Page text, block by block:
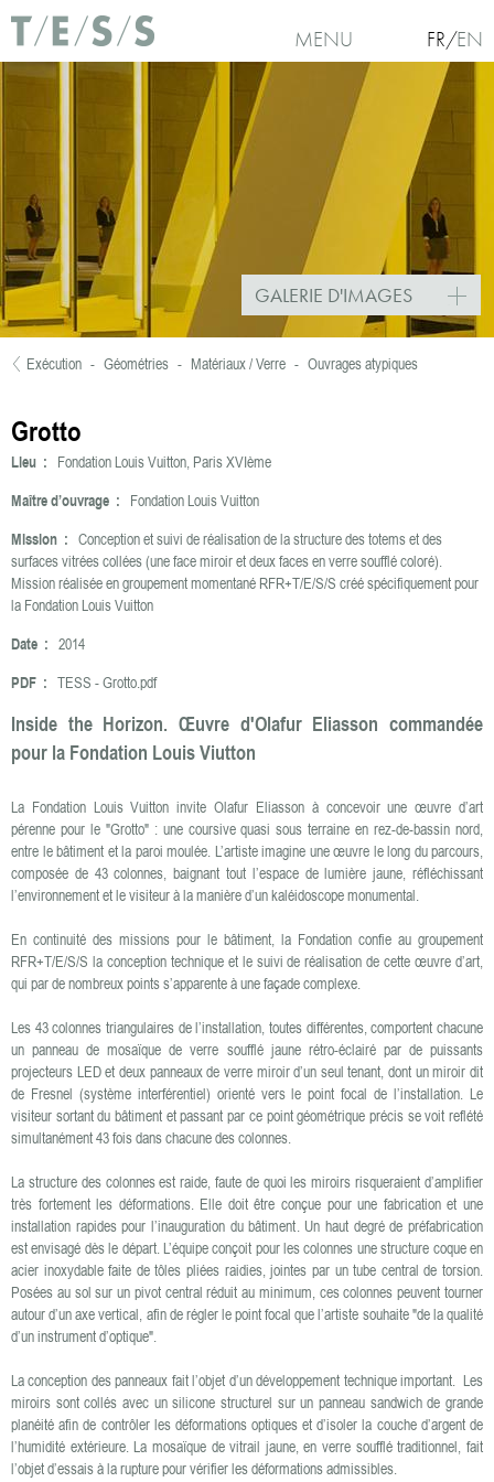
Aller au contenu principal
MENU FR EN
GALERIE D'IMAGES
Exécution - Géométries - Matériaux / Verre - Ouvrages atypiques
Grotto
Lieu : Fondation Louis Vuitton, Paris XVIème
Maître d’ouvrage : Fondation Louis Vuitton
Mission : Conception et suivi de réalisation de la structure des totems et des
surfaces vitrées collées (une face miroir et deux faces en verre soufflé coloré).
Mission réalisée en groupement momentané RFR+T/E/S/S créé spécifiquement pour
la Fondation Louis Vuitton
Date : 2014
PDF : TESS - Grotto.pdf
Inside the Horizon. Œuvre d'Olafur Eliasson commandée
pour la Fondation Louis Viutton
La Fondation Louis Vuitton invite Olafur Eliasson à concevoir une œuvre d’art
pérenne pour le "Grotto" : une coursive quasi sous terraine en rez-de-bassin nord,
entre le bâtiment et la paroi moulée. L’artiste imagine une œuvre le long du parcours,
composée de 43 colonnes, baignant tout l’espace de lumière jaune, réfléchissant
l’environnement et le visiteur à la manière d’un kaléidoscope monumental.
En continuité des missions pour le bâtiment, la Fondation confie au groupement
RFR+T/E/S/S la conception technique et le suivi de réalisation de cette œuvre d’art,
qui par de nombreux points s’apparente à une façade complexe.
Les 43 colonnes triangulaires de l’installation, toutes différentes, comportent chacune
un panneau de mosaïque de verre soufflé jaune rétro-éclairé par de puissants
projecteurs LED et deux panneaux de verre miroir d’un seul tenant, dont un miroir dit
de Fresnel (système interférentiel) orienté vers le point focal de l’installation. Le
visiteur sortant du bâtiment et passant par ce point géométrique précis se voit reflété
simultanément 43 fois dans chacune des colonnes.
La structure des colonnes est raide, faute de quoi les miroirs risqueraient d’amplifier
très fortement les déformations. Elle doit être conçue pour une fabrication et une
installation rapides pour l’inauguration du bâtiment. Un haut degré de préfabrication
est envisagé dès le départ. L’équipe conçoit pour les colonnes une structure coque en
acier inoxydable faite de tôles pliées raidies, jointes par un tube central de torsion.
Posées au sol sur un pivot central réduit au minimum, ces colonnes peuvent tourner
autour d’un axe vertical, afin de régler le point focal que l’artiste souhaite "de la qualité
d’un instrument d’optique".
La conception des panneaux fait l’objet d’un développement technique important. Les
miroirs sont collés avec un silicone structurel sur un panneau sandwich de grande
planéité afin de contrôler les déformations optiques et d’isoler la couche d’argent de
l’humidité extérieure. La mosaïque de vitrail jaune, en verre soufflé traditionnel, fait
l’objet d’essais à la rupture pour vérifier les déformations admissibles.